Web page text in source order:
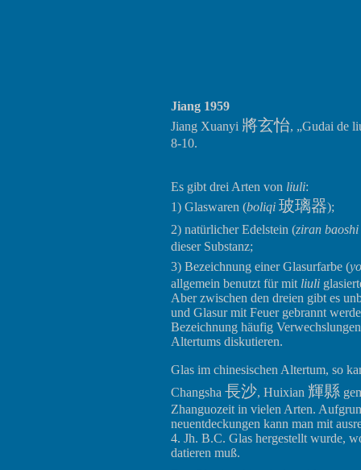
Jiang 1959
Jiang Xuanyi 將玄怡, „Gudai de
8-10.
Es gibt drei Arten von liuli:
1) Glaswaren (boliqi 玻璃器);
2) natürlicher Edelstein (ziran baoshi
dieser Substanz;
3) Bezeichnung einer Glasurfarbe (
allgemein benutzt für mit liuli
Aber zwischen den dreien gibt es
und Glasur mit Feuer gebrannt
Bezeichnung häufig
Altertums diskutieren.
Glas im chinesischen Altertum, so
Changsha 長沙, Huixian 輝縣
Zhanguozeit in vielen Arten.
neuentdeckungen kann man mit
4. Jh. B.C. Glas hergestellt wurde,
datieren muß.